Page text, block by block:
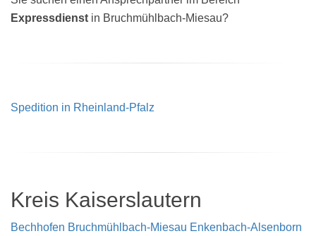
Expressdienst in Bruchmühlbach-Miesau?
Spedition in Rheinland-Pfalz
Kreis Kaiserslautern
Bechhofen Bruchmühlbach-Miesau Enkenbach-Alsenborn